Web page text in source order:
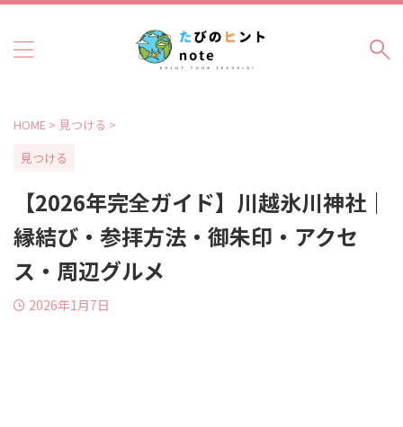
HOME > 見つける >
見つける
【2026年完全ガイド】川越氷川神社｜
縁結び・参拝方法・御朱印・アクセ
ス・周辺グルメ
2026年1月7日